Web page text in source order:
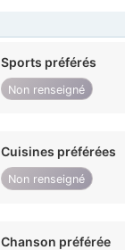
Sports préférés
Non renseigné
Cuisines préférées
Non renseigné
Chanson préférée